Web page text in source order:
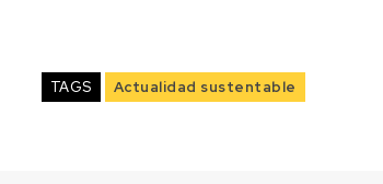
TAGS Actualidad sustentable